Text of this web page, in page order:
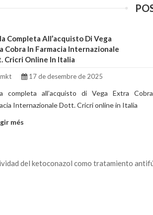
Completa All’acquisto Di Vega
Cobra In Farmacia Internazionale
Cricri Online In Italia
17 de desembre de 2025
completa all’acquisto di Vega Extra
Internazionale Dott. Cricri online in Italia
més
del ketoconazol como tratamiento